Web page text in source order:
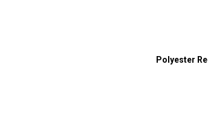
Polyester